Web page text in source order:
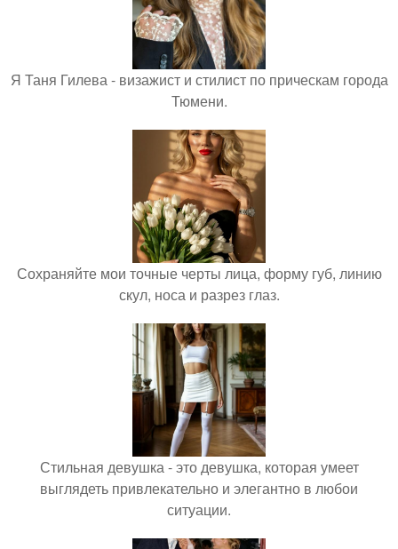
Я Таня Гилева - визажист и стилист по прическам города
Тюмени.
Сохраняйте мои точные черты лица, форму губ, линию
скул, носа и разрез глаз.
Стильная девушка - это девушка, которая умеет
выглядеть привлекательно и элегантно в любои
ситуации.